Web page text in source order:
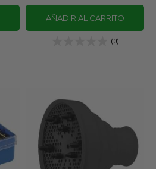
AÑADIR AL CARRITO
(0)